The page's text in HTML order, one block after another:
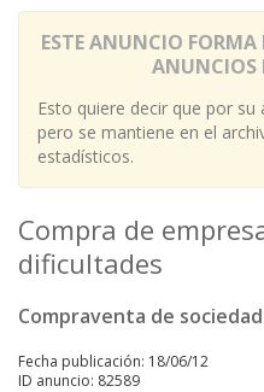
ESTE ANUNCIO FORMA
ANUNCIOS
Esto quiere decir que por
pero se mantiene en el
estadísticos.
Compra de
dificultades
Compraventa de
Fecha publicación: 18/06/12
ID anuncio: 82589